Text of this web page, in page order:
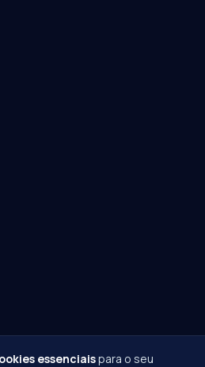
e editorias do JN
essenciaispara o seu